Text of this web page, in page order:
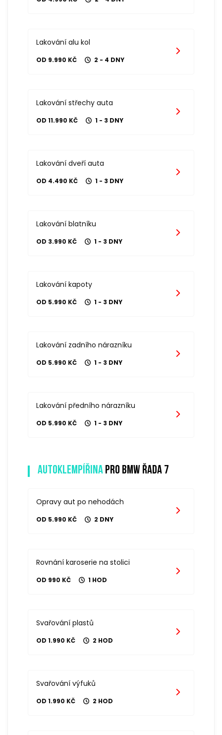
Lakování alu kol
OD 9.990 KČ 2 - 4 DNY
Lakování střechy auta
OD 11.990 KČ 1 - 3 DNY
Lakování dveří auta
OD 4.490 KČ 1 - 3 DNY
Lakování blatníku
OD 3.990 KČ 1 - 3 DNY
Lakování kapoty
OD 5.990 KČ 1 - 3 DNY
Lakování zadního nárazníku
OD 5.990 KČ 1 - 3 DNY
Lakování předního nárazníku
OD 5.990 KČ 1 - 3 DNY
Autoklempířina pro bmw řada 7
Opravy aut po nehodách
OD 5.990 KČ 2 DNY
Rovnání karoserie na stolici
OD 990 KČ 1 HOD
Svařování plastů
OD 1.990 KČ 2 HOD
Svařování výfuků
OD 1.990 KČ 2 HOD